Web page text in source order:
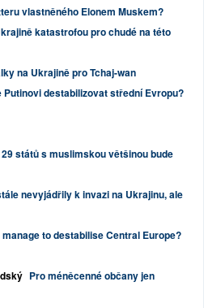
vlastněného Elonem Muskem?
katastrofou pro chudé na této
na Ukrajině pro Tchaj-wan
Putinovi destabilizovat střední Evropu?
států s muslimskou většinou bude
nevyjádřily k invazi na Ukrajinu, ale
manage to destabilise Central Europe?
Pro méněcenné občany jen